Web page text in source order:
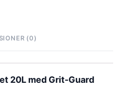
(0)
20L med Grit-Guard